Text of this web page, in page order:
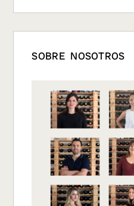
SOBRE NOSOTROS